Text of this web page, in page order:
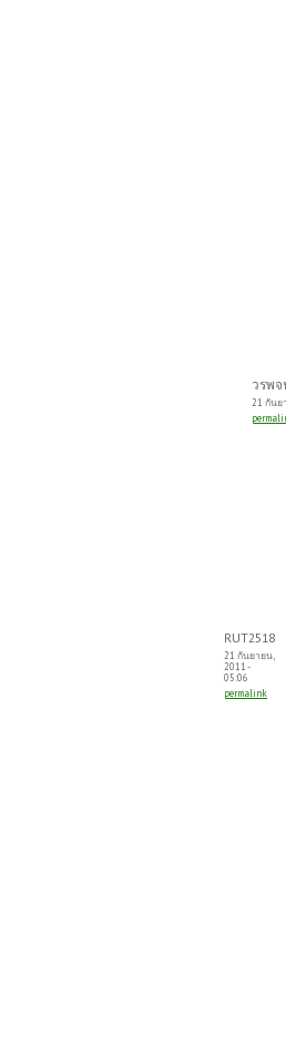
วรพจ
21 กันย
RUT2518
21 กันยายน,
2011 -
05:06
permalink